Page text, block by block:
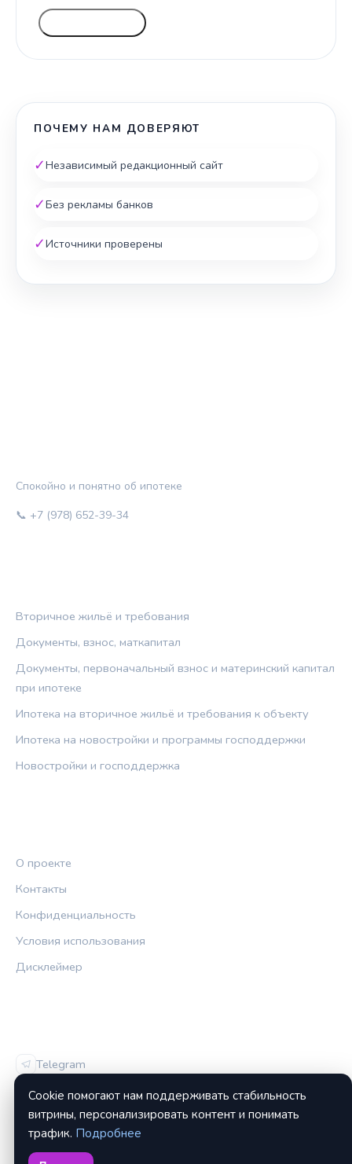
ПОЧЕМУ НАМ ДОВЕРЯЮТ
✓Независимый редакционный сайт
✓Без рекламы банков
✓Источники проверены
Спокойно и понятно об ипотеке
📞 +7 (978) 652-39-34
Вторичное жильё и требования
Документы, взнос, маткапитал
Документы, первоначальный взнос и материнский капитал
при ипотеке
Ипотека на вторичное жильё и требования к объекту
Ипотека на новостройки и программы господдержки
Новостройки и господдержка
О проекте
Контакты
Конфиденциальность
Условия использования
Дисклеймер
Telegram
Vk
Cookie помогают нам поддерживать стабильность
витрины, персонализировать контент и понимать
трафик. Подробнее